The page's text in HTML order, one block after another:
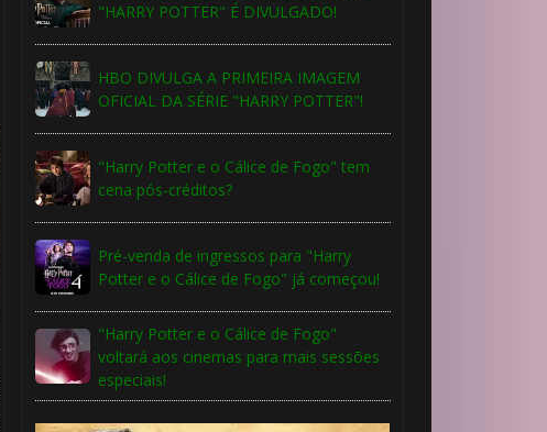
"HARRY POTTER" É DIVULGADO!
HBO DIVULGA A PRIMEIRA IMAGEM
OFICIAL DA SÉRIE "HARRY POTTER"!
"Harry Potter e o Cálice de Fogo" tem
cena pós-créditos?
Pré-venda de ingressos para "Harry
Potter e o Cálice de Fogo" já começou!
"Harry Potter e o Cálice de Fogo"
voltará aos cinemas para mais sessões
especiais!